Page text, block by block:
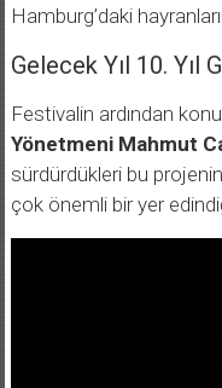
Hamburg’daki
Gelecek Yıl 10. Yıl
Festivalin ardından
Yönetmeni Mahmut
sürdürdükleri bu
çok önemli bir yer